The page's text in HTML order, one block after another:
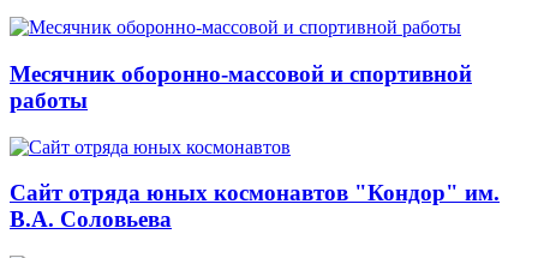
Месячник оборонно-массовой и спортивной
работы
Сайт отряда юных космонавтов "Кондор" им.
В.А. Соловьева